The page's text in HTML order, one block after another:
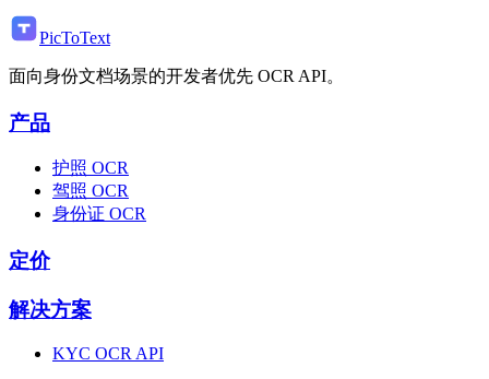
PicToText
面向身份文档场景的开发者优先 OCR API。
产品
护照 OCR
驾照 OCR
身份证 OCR
定价
解决方案
KYC OCR API